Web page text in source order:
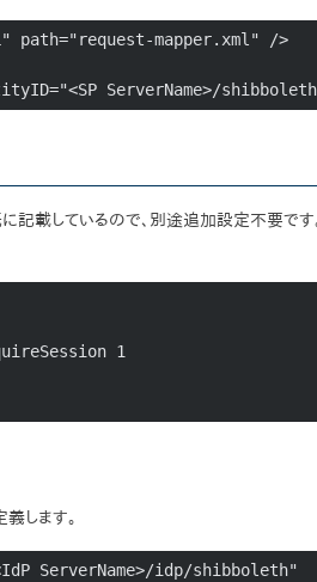
path="request-mapper.xml" />
ServerName>/
しているので、別途追加設定不要です
します。
ServerName>/idp/shibboleth"